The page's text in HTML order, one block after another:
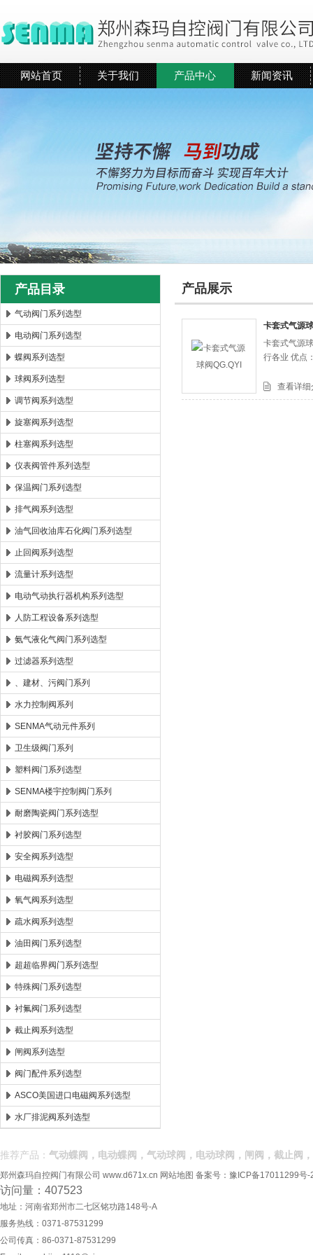
郑州森玛自控阀门有限公司
网站首页 关于我们 产品中心 新闻资讯
产品目录
气动阀门系列选型
电动阀门系列选型
蝶阀系列选型
球阀系列选型
调节阀系列选型
旋塞阀系列选型
柱塞阀系列选型
仪表阀管件系列选型
保温阀门系列选型
排气阀系列选型
油气回收油库石化阀门系列选型
止回阀系列选型
流量计系列选型
电动气动执行器机构系列选型
人防工程设备系列选型
氨气液化气阀门系列选型
过滤器系列选型
、建材、污阀门系列
水力控制阀系列
SENMA气动元件系列
卫生级阀门系列
塑料阀门系列选型
SENMA楼宇控制阀门系列
耐磨陶瓷阀门系列选型
衬胶阀门系列选型
安全阀系列选型
电磁阀系列选型
氧气阀系列选型
疏水阀系列选型
油田阀门系列选型
超超临界阀门系列选型
特殊阀门系列选型
衬氟阀门系列选型
截止阀系列选型
闸阀系列选型
阀门配件系列选型
ASCO美国进口电磁阀系列选型
水厂排泥阀系列选型
产品展示
卡套式气源
卡套式气源
行各业 优点
查看详细
推荐产品： 气动蝶阀，电动蝶阀，气动球阀，电动球阀，闸阀，截止阀
郑州森玛自控阀门有限公司 www.d671x.cn 网站地图 备案号： 豫ICP备17011299号-
访问量：407523
地址：河南省郑州市二七区铭功路148号-A
服务热线：0371-87531299
公司传真：86-0371-87531299